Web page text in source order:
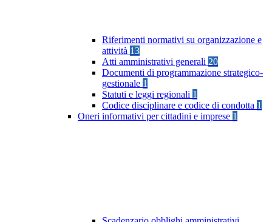
Riferimenti normativi su organizzazione e
attività 13
Atti amministrativi generali 20
Documenti di programmazione strategico-
gestionale 1
Statuti e leggi regionali 1
Codice disciplinare e codice di condotta 1
Oneri informativi per cittadini e imprese 1